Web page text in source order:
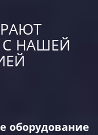
С НАШЕЙ
оборудование